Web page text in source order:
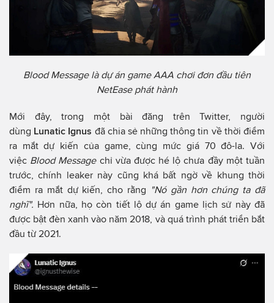
Blood Message là dự án game AAA chơi đơn đầu tiên
NetEase phát hành
Mới đây, trong một bài đăng trên Twitter, người
dùng Lunatic Ignus đã chia sẻ những thông tin về thời điểm
ra mắt dự kiến của game, cùng mức giá 70 đô-la. Với
việc Blood Messagechỉ vừa được hé lộ chưa đầy một tuần
trước, chính leaker này cũng khá bất ngờ về khung thời
điểm ra mắt dự kiến, cho rằng
"Nó gần hơn chúng ta đã
nghĩ". Hơn nữa, họ còn tiết lộ dự án game lịch sử này đã
được bật đèn xanh vào năm 2018, và quá trình phát triển bắt
đầu từ 2021.